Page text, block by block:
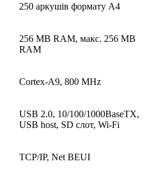
250 аркушів формату А4
256 MB RAM, макс. 256 MB
RAM
Cortex-A9, 800 MHz
USB 2.0, 10/100/1000BaseTX,
USB host, SD слот, Wi-Fi
TCP/IP, Net BEUI